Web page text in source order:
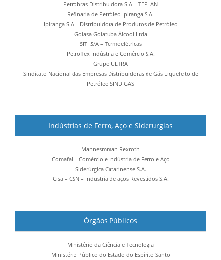
Petrobras Distribuidora S.A – TEPLAN
Refinaria de Petróleo Ipiranga S.A.
Ipiranga S.A – Distribuidora de Produtos de Petróleo
Goiasa Goiatuba Álcool Ltda
SITI S/A – Termoelétricas
Petroflex Indústria e Comércio S.A.
Grupo ULTRA
Sindicato Nacional das Empresas Distribuidoras de Gás Liquefeito de
Petróleo SINDIGAS
Indústrias de Ferro, Aço e Siderurgias
Mannesmman Rexroth
Comafal – Comércio e Indústria de Ferro e Aço
Siderúrgica Catarinense S.A.
Cisa – CSN – Industria de aços Revestidos S.A.
Órgãos Públicos
Ministério da Ciência e Tecnologia
Ministério Público do Estado do Espírito Santo